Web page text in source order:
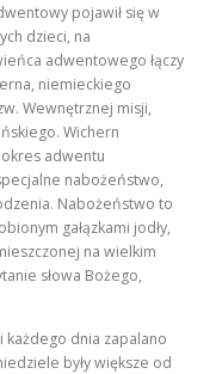
pojawił się w
dzieci, na
adwentowego łączy
niemieckiego
Wewnętrznej misji,
Wichern
adwentu
nabożeństwo,
Nabożeństwo to
gałązkami jodły,
na wielkim
słowa Bożego,
każdego dnia zapalano
były większe od